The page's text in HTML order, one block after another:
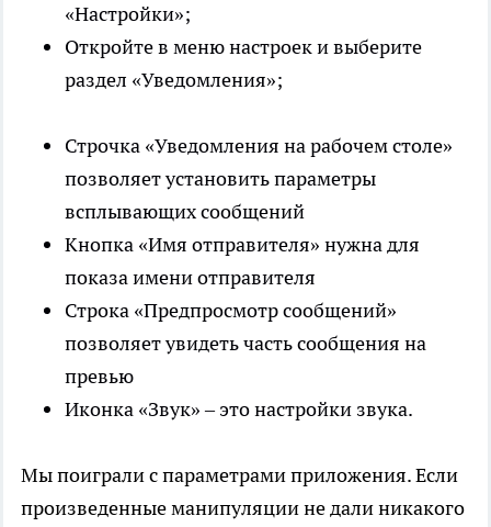
«Настройки»;
Откройте в меню настроек и выберите
раздел «Уведомления»;
Строчка «Уведомления на рабочем столе»
позволяет установить параметры
всплывающих сообщений
Кнопка «Имя отправителя» нужна для
показа имени отправителя
Строка «Предпросмотр сообщений»
позволяет увидеть часть сообщения на
превью
Иконка «Звук» – это настройки звука.
Мы поиграли с параметрами приложения. Если
произведенные манипуляции не дали никакого